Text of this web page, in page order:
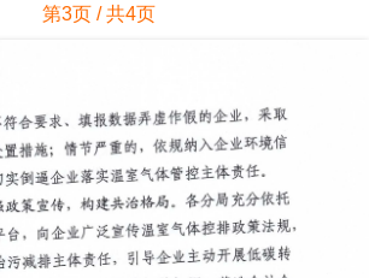
第3页 / 共4页